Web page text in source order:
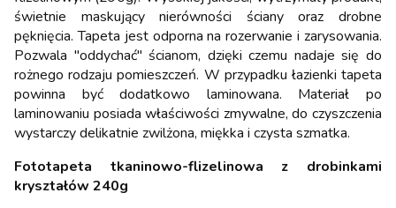
świetnie maskujący nierówności ściany oraz drobne
pęknięcia. Tapeta jest odporna na rozerwanie i zarysowania.
Pozwala "oddychać" ścianom, dzięki czemu nadaje się do
rożnego rodzaju pomieszczeń. W przypadku łazienki tapeta
powinna być dodatkowo laminowana. Materiał po
laminowaniu posiada właściwości zmywalne, do czyszczenia
wystarczy delikatnie zwilżona, miękka i czysta szmatka.
Fototapeta tkaninowo-flizelinowa z drobinkami
kryształów 240g